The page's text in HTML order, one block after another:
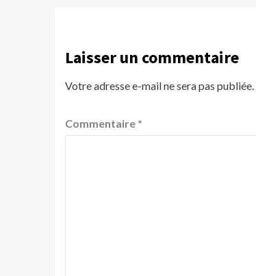
Laisser un commentaire
Votre adresse e-mail ne sera pas publiée.
Commentaire *